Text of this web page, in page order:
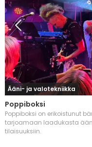
Ääni- ja valotekniikka
Poppiboksi
Poppiboksi on erikoistunut
tarjoamaan laadukasta
tilaisuuksiin.